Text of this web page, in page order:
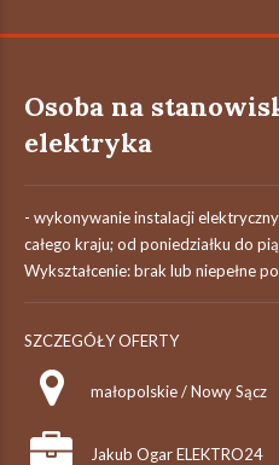
Osoba na
elektryka
- wykonywanie instalacji
całego kraju; od poniedziałku do
Wykształcenie: brak lub niepełne
SZCZEGÓŁY OFERTY
małopolskie / Nowy Sącz
Jakub Ogar ELEKTRO24